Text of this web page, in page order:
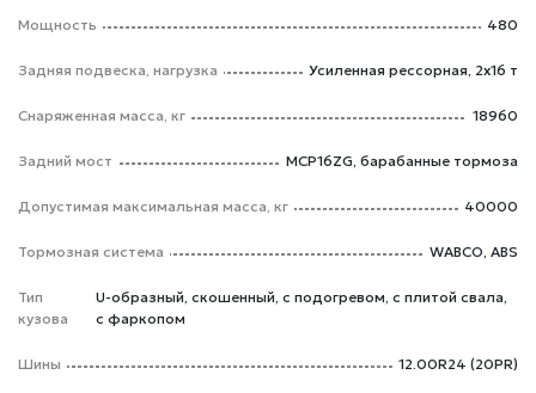
Мощность 480
Задняя подвеска, нагрузка Усиленная рессорная, 2x16 т
Снаряженная масса, кг 18960
Задний мост MCP16ZG, барабанные тормоза
Допустимая максимальная масса, кг 40000
Тормозная система WABCO, ABS
Тип
кузова
U-образный, скошенный, с подогревом, с плитой свала,
с фаркопом
Шины 12.00R24 (20PR)